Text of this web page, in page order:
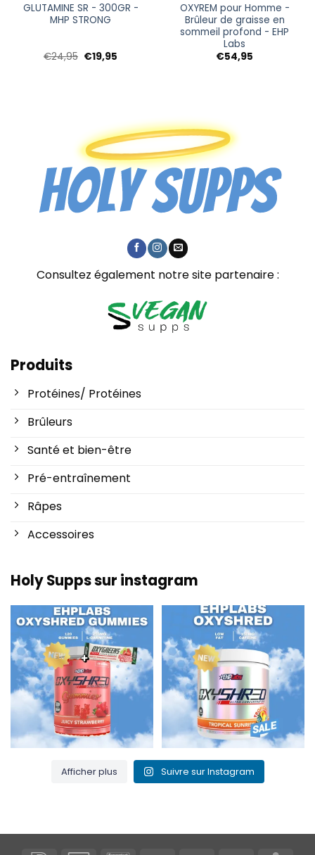
GLUTAMINE SR - 300GR -
MHP STRONG
€24,95 Le
€19,95
OXYREM pour Homme -
Brûleur de graisse en
sommeil profond - EHP
Labs
€54,95
Consultez également notre site partenaire :
Produits
Protéines/ Protéines
Brûleurs
Santé et bien-être
Pré-entraînement
Râpes
Accessoires
Holy Supps sur instagram
Nouveau chez Holy Supps 🍬⚡
Les gommes OxyShred...
3 0
Faible teneur en matières
grasses et 150 mg de
0 2
Afficher plus Suivre sur Instagram